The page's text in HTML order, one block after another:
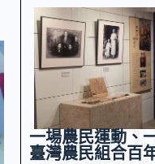
一場農民運動、
臺灣農民組合百